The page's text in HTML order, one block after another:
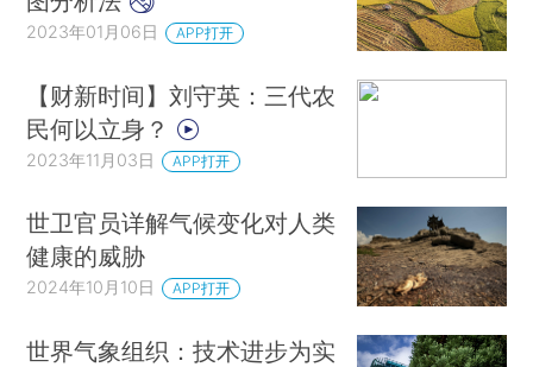
2023年01月06日 APP打开
【财新时间】刘守英：三代农
民何以立身？
2023年11月03日 APP打开
世卫官员详解气候变化对人类
健康的威胁
2024年10月10日 APP打开
世界气象组织：技术进步为实